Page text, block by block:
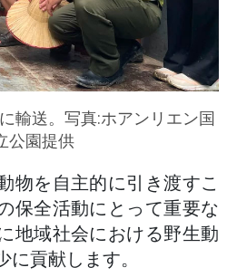
輸送。写真:ホアンリエン国
公園提供
物を自主的に引き渡すこ
保全活動にとって重要な
地域社会における野生動
貢献します。